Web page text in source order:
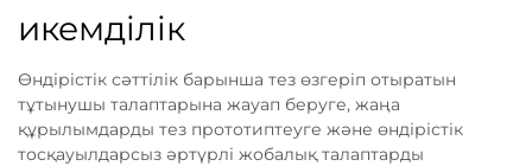
икемділік
Өндірістік сәттілік барынша тез өзгеріп отыратын
тұтынушы талаптарына жауап беруге, жаңа
құрылымдарды тез прототиптеуге және өндірістік
тосқауылдарсыз әртүрлі жобалық талаптарды